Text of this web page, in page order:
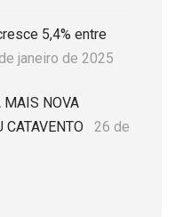
5,4% entre
janeiro de 2025
MAIS NOVA
CATAVENTO
26 de